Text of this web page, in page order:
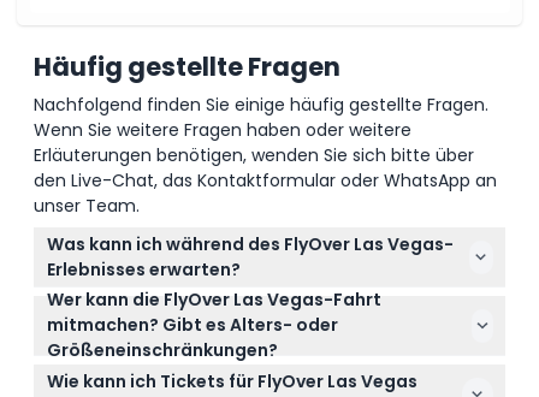
Häufig gestellte Fragen
Nachfolgend finden Sie einige häufig gestellte Fragen.
Wenn Sie weitere Fragen haben oder weitere
Erläuterungen benötigen, wenden Sie sich bitte über
den Live-Chat, das Kontaktformular oder WhatsApp an
unser Team.
Was kann ich während des FlyOver Las Vegas-
Erlebnisses erwarten?
Sie genießen eine aufregende 8,5-minütige
Flugfahrt, die das Überfliegen berühmter
Sehenswürdigkeiten mit Wind- und Nebeleffekten
simuliert, nach einer Einführung und einem Briefing
Wer kann die FlyOver Las Vegas-Fahrt
mitmachen? Gibt es Alters- oder
Größeneinschränkungen?
Kinder unter 14 Jahren müssen von einem
Wie kann ich Tickets für FlyOver Las Vegas